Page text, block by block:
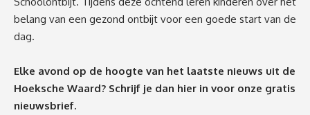
belang van een gezond ontbijt voor een goede start van de
dag.
Elke avond op de hoogte van het laatste nieuws uit de
Hoeksche Waard? Schrijf je dan hier in voor onze gratis
nieuwsbrief.